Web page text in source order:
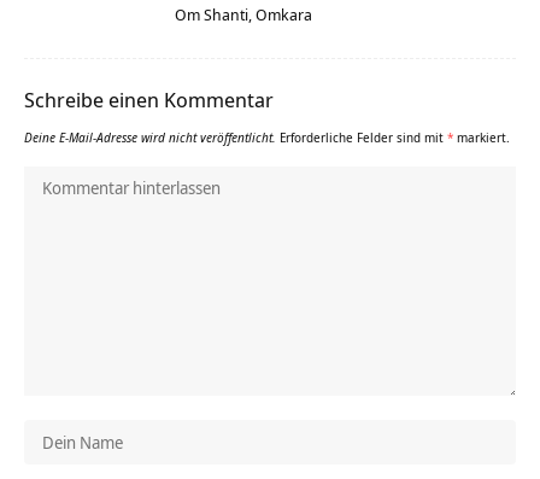
Om Shanti, Omkara
Schreibe einen Kommentar
Deine E-Mail-Adresse wird nicht veröffentlicht. Erforderliche Felder sind mit * markiert.